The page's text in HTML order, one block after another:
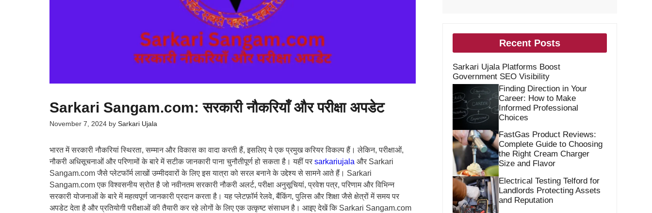
Sarkari Sangam.com: सरकारी नौकरियाँ और परीक्षा अपडेट
November 7, 2024 by Sarkari Ujala
भारत में सरकारी नौकरियां स्थिरता, सम्मान और विकास का वादा करती हैं, इसलिए ये एक प्रमुख करियर विकल्प हैं। लेकिन, परीक्षाओं,
नौकरी अधिसूचनाओं और परिणामों के बारे में सटीक जानकारी पाना चुनौतीपूर्ण हो सकता है। यहीं पर sarkariujala और Sarkari
Sangam.com जैसे प्लेटफॉर्म लाखों उम्मीदवारों के लिए इस यात्रा को सरल बनाने के उद्देश्य से सामने आते हैं। Sarkari
Sangam.com एक विश्वसनीय स्रोत है जो नवीनतम सरकारी नौकरी अलर्ट, परीक्षा अनुसूचियां, प्रवेश पत्र, परिणाम और विभिन्न
सरकारी योजनाओं के बारे में महत्वपूर्ण जानकारी प्रदान करता है। यह प्लेटफ़ॉर्म रेलवे, बैंकिंग, पुलिस और शिक्षा जैसे क्षेत्रों में समय पर
अपडेट देता है और प्रतियोगी परीक्षाओं की तैयारी कर रहे लोगों के लिए एक उत्कृष्ट संसाधन है। आइए देखें कि Sarkari Sangam.com
Recent Posts
Sarkari Ujala Platforms Boost
Government SEO Visibility
Finding Direction in Your
Career: How to Make
Informed Professional
Choices
FastGas Product Reviews:
Complete Guide to Choosing
the Right Cream Charger
Size and Flavor
Electrical Testing Telford for
Landlords Protecting Assets
and Reputation